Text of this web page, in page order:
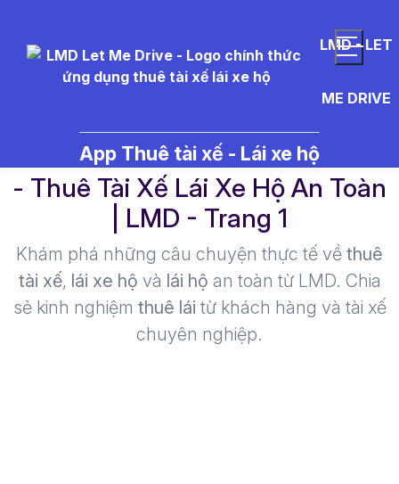
LMD - LET
ME DRIVE
App Thuê tài xế - Lái xe hộ
- Thuê Tài Xế Lái Xe Hộ An Toàn
| LMD - Trang 1​
Khám phá những câu chuyện thực tế về thuê
tài xế, lái xe hộ và lái hộ an toàn từ LMD. Chia
sẻ kinh nghiệm thuê lái từ khách hàng và tài xế
chuyên nghiệp.